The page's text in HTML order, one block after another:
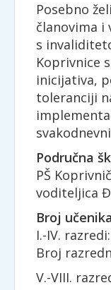
Posebno
članovima i
s
Koprivnice
inicijativa,
toleranciji
Područna
PŠ
voditeljica
Broj
I.-IV.
Broj
V.-VIII.